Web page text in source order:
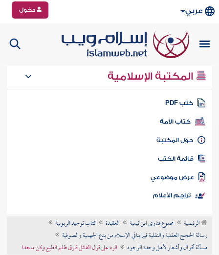
عربي دخول
المكتبة الإسلامية
كتب PDF
كتاب الأمة
المكتبة
الكتب
موضوعي
تراجم الأعلام
الرئيسية مجموع فتاوى ابن تيمية العقيدة
كتاب توحيد الربوبية
رسالة الحجج العقلية والنقلية فيما ينافي الإسلام من بدع الجهمية والصوفية
مسألة أقوال وأشعار لأهل وحدة الوجود
الرد على قول القائل فارق ظلم الطبع وكن متحدا